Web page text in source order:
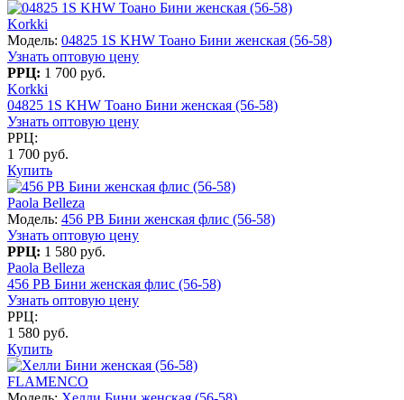
Korkki
Модель: 04825 1S KHW Тоано Бини женская (56-58)
Узнать оптовую цену
РРЦ: 1 700 руб.
Korkki
04825 1S KHW Тоано Бини женская (56-58)
Узнать оптовую цену
РРЦ:
1 700 руб.
Купить
Paola Belleza
Модель: 456 PB Бини женская флис (56-58)
Узнать оптовую цену
РРЦ: 1 580 руб.
Paola Belleza
456 PB Бини женская флис (56-58)
Узнать оптовую цену
РРЦ:
1 580 руб.
Купить
FLAMENCO